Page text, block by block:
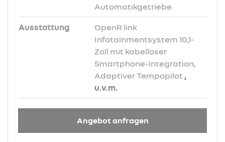
Automatikgetriebe
Ausstattung
OpenR link
Infotainmentsystem 10,1-
Zoll mit kabelloser
Smartphone-Integration,
Adaptiver Tempopilot ,
u.v.m.
Angebot anfragen